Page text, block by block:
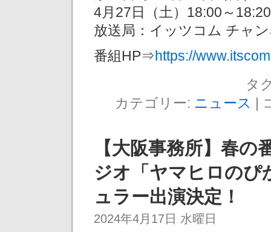
4月27日（土）18:00～
放送局：イッツコム チャ
番組HP⇒https://
タ
カテゴリー: ニュース |
【大阪事務所】春
ジオ「ヤマヒロのぴ
ュラー出演決定！
2024年4月17日 水曜日